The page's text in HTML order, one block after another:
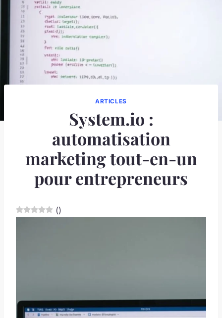
ARTICLES
System.io :
automatisation
marketing tout-en-un
pour entrepreneurs
()